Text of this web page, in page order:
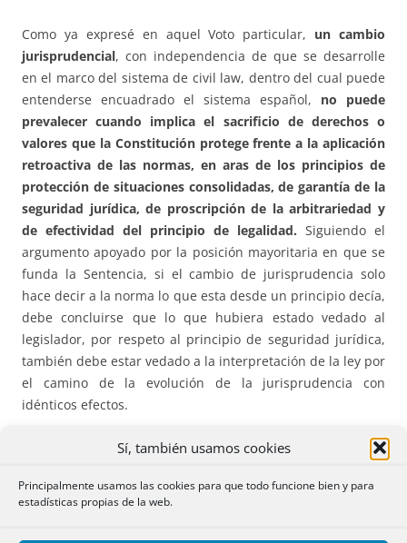
Sí, también usamos cookies
Principalmente usamos las cookies para que todo funcione bien y para
estadísticas propias de la web.
Como ya expresé en aquel Voto particular, un cambio
jurisprudencial, con independencia de que se desarrolle
en el marco del sistema de civil law, dentro del cual puede
entenderse encuadrado el sistema español, no puede
prevalecer cuando implica el sacrificio de derechos o
valores que la Constitución protege frente a la aplicación
retroactiva de las normas, en aras de los principios de
protección de situaciones consolidadas, de garantía de la
seguridad jurídica, de proscripción de la arbitrariedad y
de efectividad del principio de legalidad. Siguiendo el
argumento apoyado por la posición mayoritaria en que se
funda la Sentencia, si el cambio de jurisprudencia solo
hace decir a la norma lo que esta desde un principio decía,
debe concluirse que lo que hubiera estado vedado al
legislador, por respeto al principio de seguridad jurídica,
también debe estar vedado a la interpretación de la ley por
el camino de la evolución de la jurisprudencia con
idénticos efectos.
Como defendí en aquel Voto particular, la eficacia temporal
cuando su aplicación se traduce, en la práctica, en la
exigencia de un requisito procesal de carácter formal del